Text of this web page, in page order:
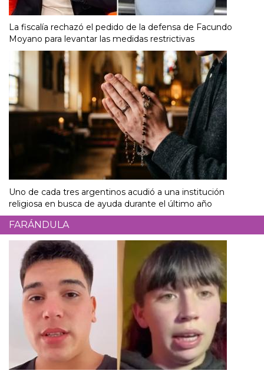
La fiscalía rechazó el pedido de la defensa de Facundo
Moyano para levantar las medidas restrictivas
Uno de cada tres argentinos acudió a una institución
religiosa en busca de ayuda durante el último año
FARÁNDULA